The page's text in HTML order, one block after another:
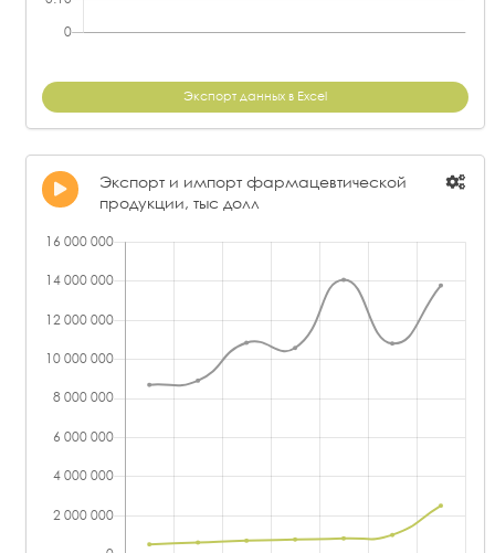
Экспорт данных в Excel
Экспорт и импорт фармацевтической
продукции, тыс долл